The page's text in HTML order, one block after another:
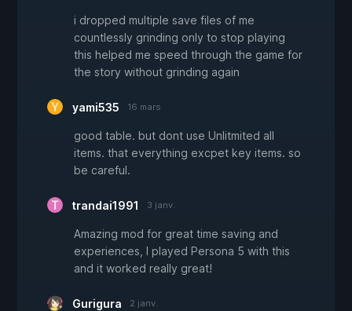
i dropped multiple save files of me
countlessly grinding only to stop playing
this helped me speed through the game for
the story without grinding again
yami535 16 mars
good table. but dont use Unlitmited all
items. that everything excpet key items. so
be careful.
trandai1991 3 janv.
Amazing mod for great time saving and
experiences, I played Persona 5 with this
and it worked really great!
Gurigura 2 janv.